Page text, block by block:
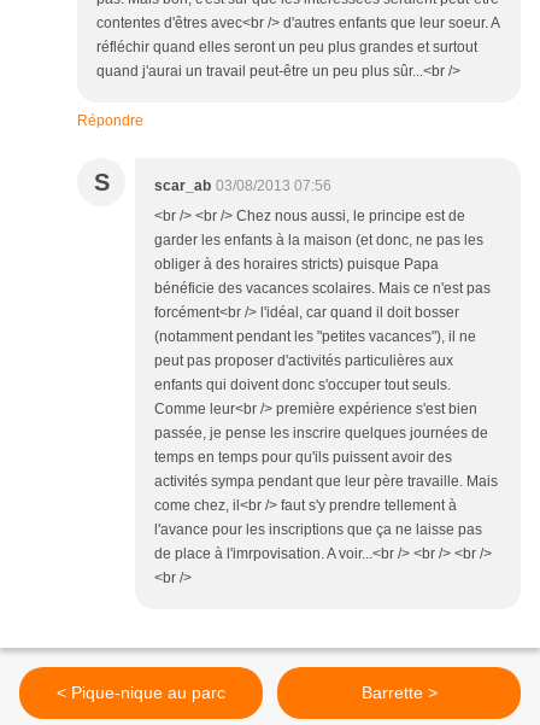
contentes d'êtres avec<br /> d'autres enfants que leur soeur. A
réfléchir quand elles seront un peu plus grandes et surtout
quand j'aurai un travail peut-être un peu plus sûr...<br />
Répondre
S scar_ab 03/08/2013 07:56
<br /> <br /> Chez nous aussi, le principe est de
garder les enfants à la maison (et donc, ne pas les
obliger à des horaires stricts) puisque Papa
bénéficie des vacances scolaires. Mais ce n'est pas
forcément<br /> l'idéal, car quand il doit bosser
(notamment pendant les "petites vacances"), il ne
peut pas proposer d'activités particulières aux
enfants qui doivent donc s'occuper tout seuls.
Comme leur<br /> première expérience s'est bien
passée, je pense les inscrire quelques journées de
temps en temps pour qu'ils puissent avoir des
activités sympa pendant que leur père travaille. Mais
come chez, il<br /> faut s'y prendre tellement à
l'avance pour les inscriptions que ça ne laisse pas
de place à l'imrpovisation. A voir...<br /> <br /> <br />
<br />
< Pique-nique au parc Barrette >